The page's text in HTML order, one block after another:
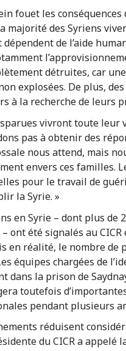
fouet les conséquences
majorité des Syriens
de l’aide
détruites, car
explosées. De plus,
à la recherche de leurs
vivront toute leur
pas à obtenir des
nous attend, mais
envers ces familles.
pour le travail de
la Syrie. »
en Syrie – dont plus de
ont été signalés au CICR
en réalité, le nombre de
équipes chargées de
dans la prison de
toutefois
pendant plusieurs
réduisent
du CICR a appelé